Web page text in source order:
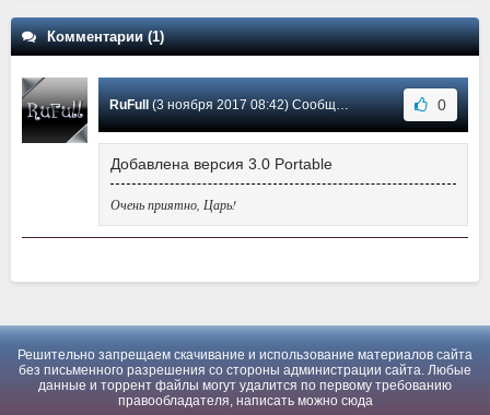
Комментарии (1)
RuFull(3 ноября 2017 08:42) Сообщение #1 0
Добавлена версия 3.0 Portable
Очень приятно, Царь!
Решительно запрещаем скачивание и использование материалов сайта
без письменного разрешения со стороны администрации сайта. Любые
данные и торрент файлы могут удалится по первому требованию
правообладателя, написать можно сюда